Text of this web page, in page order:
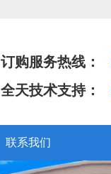
订购服务热线：
全天技术支持：
联系我们